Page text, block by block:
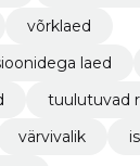
võrklaed
laed
tuulutuvad
värvivalik